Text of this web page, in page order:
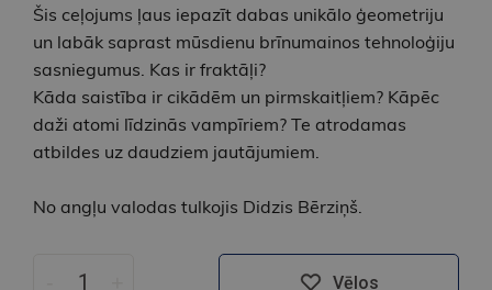
Šis ceļojums ļaus iepazīt dabas unikālo ģeometriju
un labāk saprast mūsdienu brīnumainos tehnoloģiju
sasniegumus. Kas ir fraktāļi?
Kāda saistība ir cikādēm un pirmskaitļiem? Kāpēc
daži atomi līdzinās vampīriem? Te atrodamas
atbildes uz daudziem jautājumiem.
No angļu valodas tulkojis Didzis Bērziņš.
Vēlos